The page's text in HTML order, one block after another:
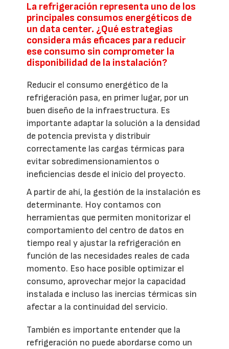
La refrigeración representa uno de los
principales consumos energéticos de
un data center. ¿Qué estrategias
considera más eficaces para reducir
ese consumo sin comprometer la
disponibilidad de la instalación?
Reducir el consumo energético de la
refrigeración pasa, en primer lugar, por un
buen diseño de la infraestructura. Es
importante adaptar la solución a la densidad
de potencia prevista y distribuir
correctamente las cargas térmicas para
evitar sobredimensionamientos o
ineficiencias desde el inicio del proyecto.
A partir de ahí, la gestión de la instalación es
determinante. Hoy contamos con
herramientas que permiten monitorizar el
comportamiento del centro de datos en
tiempo real y ajustar la refrigeración en
función de las necesidades reales de cada
momento. Eso hace posible optimizar el
consumo, aprovechar mejor la capacidad
instalada e incluso las inercias térmicas sin
afectar a la continuidad del servicio.
También es importante entender que la
refrigeración no puede abordarse como un